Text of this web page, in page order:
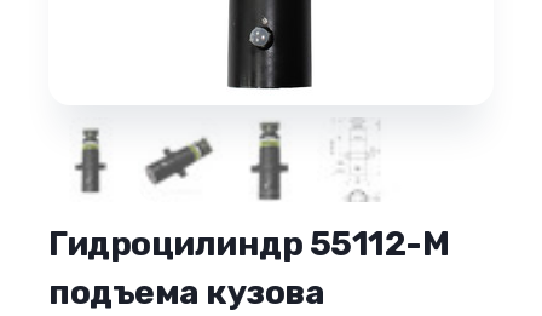
Гидроцилиндр 55112-М
подъема кузова